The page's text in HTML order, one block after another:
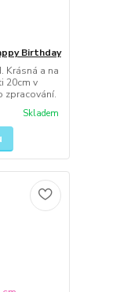
Birthday
Krásná a na
20cm v
zpracování.
Skladem